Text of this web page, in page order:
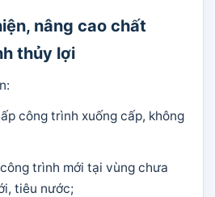
nâng cao chất
thủy lợi
công trình xuống cấp, không
trình mới tại vùng chưa
tiêu nước;